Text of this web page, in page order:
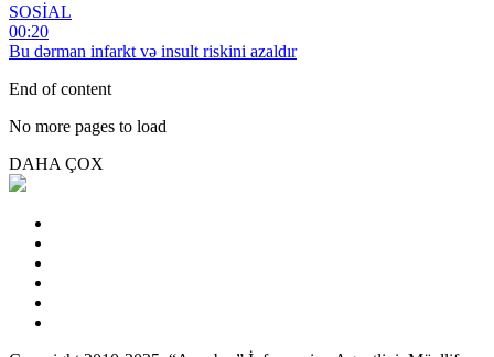
SOSİAL
00:20
Bu dərman infarkt və insult riskini azaldır
End of content
No more pages to load
DAHA ÇOX